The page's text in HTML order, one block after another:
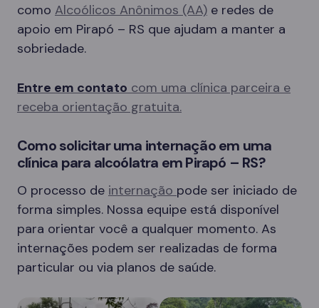
como Alcoólicos Anônimos (AA) e redes de
apoio em Pirapó – RS que ajudam a manter a
sobriedade.
Entre em contato com uma clínica parceira e
receba orientação gratuita.
Como solicitar uma internação em uma
clínica para alcoólatra em Pirapó – RS?
O processo de internação pode ser iniciado de
forma simples. Nossa equipe está disponível
para orientar você a qualquer momento. As
internações podem ser realizadas de forma
particular ou via planos de saúde.